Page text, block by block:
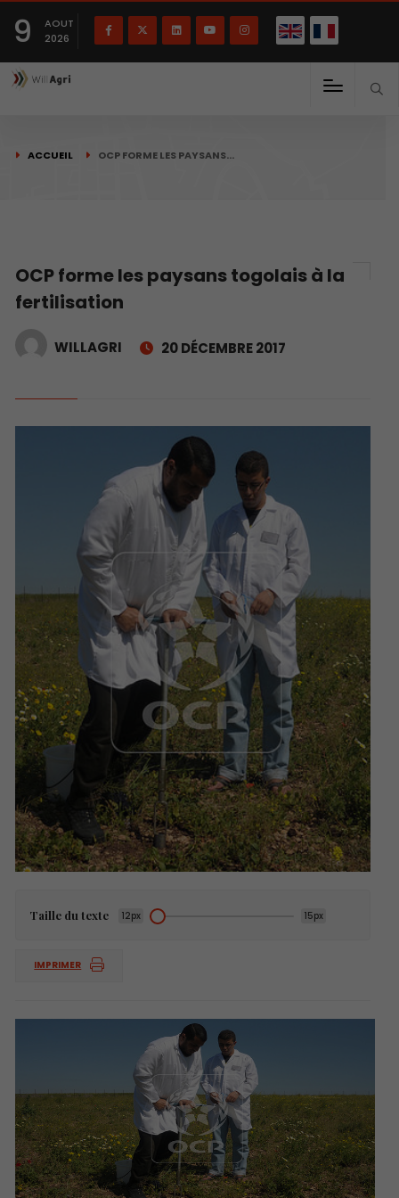
9
AOUT
2026
ACCUEIL OCP FORME LES PAYSANS…
OCP forme les paysans togolais à la
fertilisation
WILLAGRI 20 DÉCEMBRE 2017
Taille du texte 12px 15px
IMPRIMER
Français English(English)